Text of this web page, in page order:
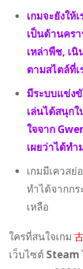
เกมจะยังให้
เป็นด้านคร
เหล่าพืช, เนิ
ตามสไตล์ที่
มีระบบแข่ง
เล่นได้สนุก
ใจจาก
เผยว่าได้ทำ
เกมมีเควสย่
ทำได้จากกร
เหลือ
ใครที่สนใจเกม
เว็บไซต์ Steam